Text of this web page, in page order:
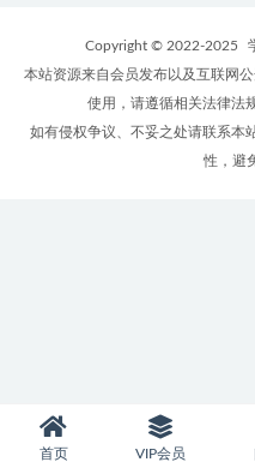
Copyright © 2022-2025
本站资源来自会员发布以及互联网
使用，请遵循相关法律法
如有侵权争议、不妥之处请联系本
性，避
首页 VIP会员